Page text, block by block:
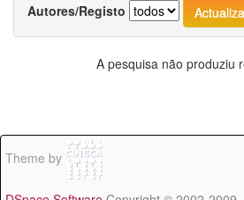
Autores/Registo
A pesquisa não produziu
Theme by